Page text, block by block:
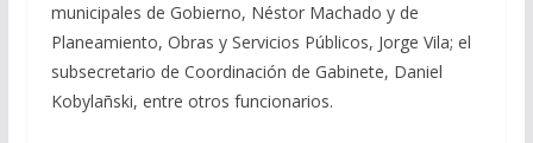
municipales de Gobierno, Néstor Machado y de
Planeamiento, Obras y Servicios Públicos, Jorge Vila; el
subsecretario de Coordinación de Gabinete, Daniel
Kobylañski, entre otros funcionarios.